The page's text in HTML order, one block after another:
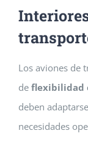
Los aviones de
de flexibilidad
deben
necesidades